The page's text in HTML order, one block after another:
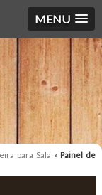
MENU
para Sala » Painel de